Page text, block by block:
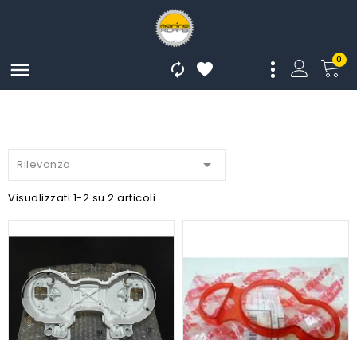
 0


Rilevanza 
Visualizzati 1-2 su 2 articoli